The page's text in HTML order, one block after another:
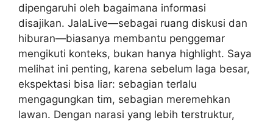
dipengaruhi oleh bagaimana informasi
disajikan. JalaLive—sebagai ruang diskusi dan
hiburan—biasanya membantu penggemar
mengikuti konteks, bukan hanya highlight. Saya
melihat ini penting, karena sebelum laga besar,
ekspektasi bisa liar: sebagian terlalu
mengagungkan tim, sebagian meremehkan
lawan. Dengan narasi yang lebih terstruktur,